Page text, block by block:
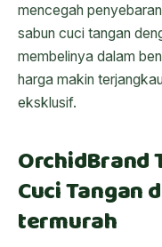
mencegah
sabun cuci tangan
membelinya dalam
harga makin
eksklusif.
OrchidBrand
Cuci Tangan
termurah